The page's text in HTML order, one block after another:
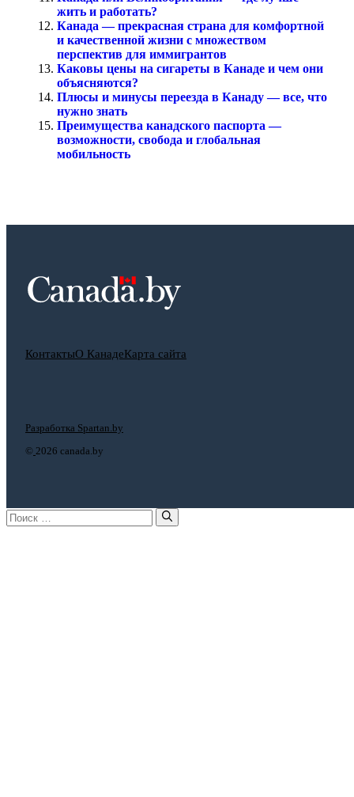
жить и работать?
Канада — прекрасная страна для комфортной
и качественной жизни с множеством
перспектив для иммигрантов
Каковы цены на сигареты в Канаде и чем они
объясняются?
Плюсы и минусы переезда в Канаду — все, что
нужно знать
Преимущества канадского паспорта —
возможности, свобода и глобальная
мобильность
КонтактыО КанадеКарта сайта
© 2026 canada.by
Разработка Spartan.by
Поиск: